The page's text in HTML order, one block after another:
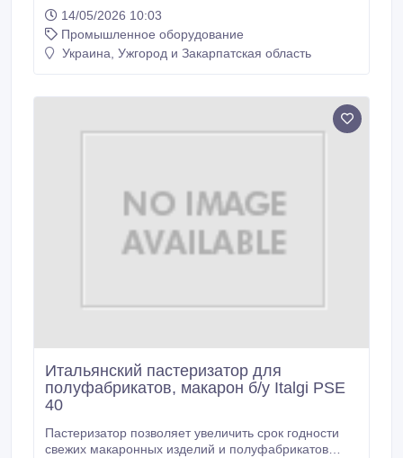
фильтрованной или густой жидкости, способной
удовлетворить разнообразные потребности в
емкости тары, скорости наполнения, точности
пищевых жидкостей (масло, вино, соки), косметика
спиртовой основе также).
14/05/2026 10:03
Промышленное оборудование
Украина, Ужгород и Закарпатская область
Итальянский пастеризатор для
полуфабрикатов, макарон б/у Italgi PSE
40
Пастеризатор позволяет увеличить срок годности
свежих макаронных изделий и полуфабрикатов